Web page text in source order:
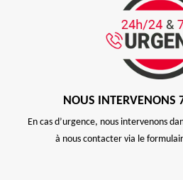
NOUS
En cas d’urgence, nous intervenons
à nous contacter via le